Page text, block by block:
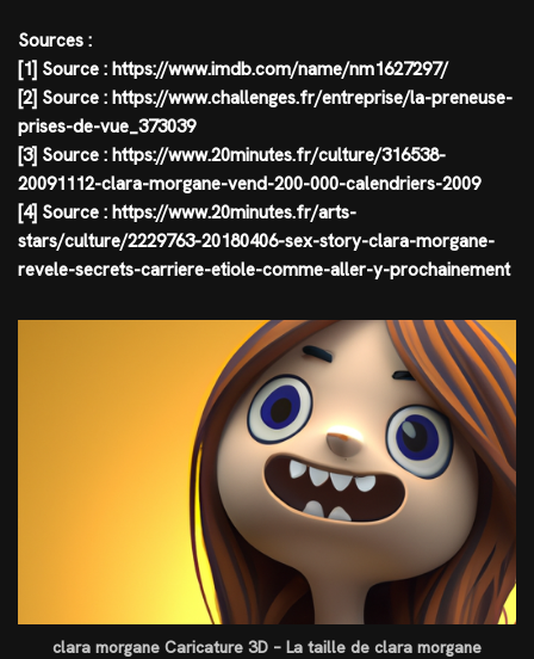
Sources :
[1] Source : https://www.imdb.com/name/nm1627297/
[2] Source : https://www.challenges.fr/entreprise/la-preneuse-
prises-de-vue_373039
[3] Source : https://www.20minutes.fr/culture/316538-
20091112-clara-morgane-vend-200-000-calendriers-2009
[4] Source : https://www.20minutes.fr/arts-
stars/culture/2229763-20180406-sex-story-clara-morgane-
revele-secrets-carriere-etiole-comme-aller-y-prochainement
clara morgane Caricature 3D – La taille de clara morgane